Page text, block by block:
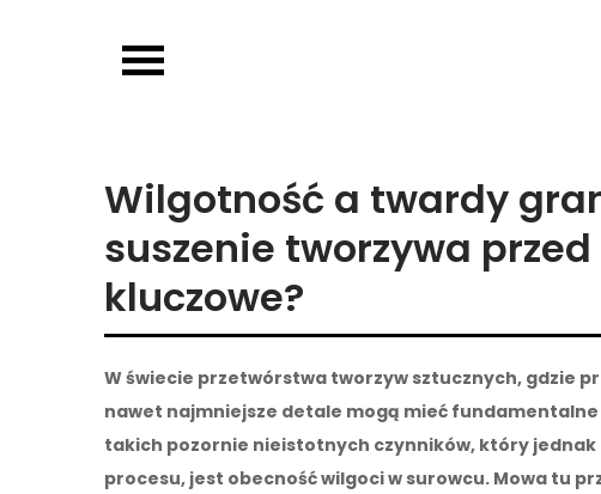
Wilgotność a twardy
suszenie tworzywa
kluczowe?
W świecie przetwórstwa tworzyw sztucznych, gdzie
nawet najmniejsze detale mogą mieć
takich pozornie nieistotnych czynników, który jednak
procesu, jest obecność wilgoci w surowcu. Mowa tu